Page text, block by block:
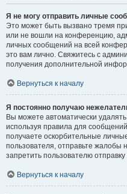
Я не могу отправить личные
Это может быть вызвано тремя
или не вошли на конференцию,
личных сообщений на всей
это вам лично. Свяжитесь с
получения дополнительной
Вернуться к началу
Я постоянно получаю
Вы можете автоматически
используя правила для
получаете оскорбительные
пользователя, отправьте жалобы
запретить пользователю
Вернуться к началу